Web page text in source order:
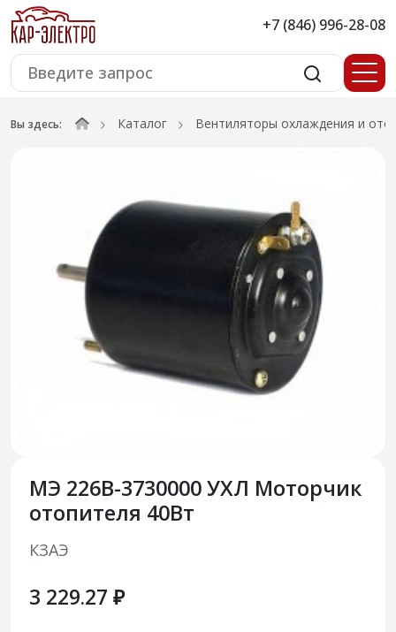
+7 (846) 996-28-08
Вы здесь: Каталог Вентиляторы охлаждения и
МЭ 226В-3730000 УХЛ Моторчик
отопителя 40Вт
КЗАЭ
3 229.27 ₽